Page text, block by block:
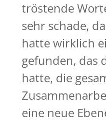
tröstende
sehr schade,
hatte wirklich
gefunden, das
hatte, die
eine neue